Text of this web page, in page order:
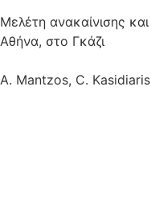
Μελέτη ανακαίνισης
Αθήνα, στο Γκάζι
A. Mantzos, C. Kasidiaris